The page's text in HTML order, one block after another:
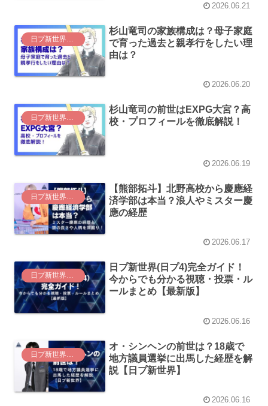
2026.06.21
日プ新世界（日プ4）
杉山竜司の家族構成は？母子家庭
で育った過去と親孝行をしたい理
由は？
2026.06.20
日プ新世界（日プ4）
杉山竜司の前世はEXPG大宮？高
校・プロフィールを徹底解説！
2026.06.19
日プ新世界（日プ4）
【熊部拓斗】北野高校から慶應経
済学部は本当？浪人やミスター慶
應の経歴
2026.06.17
日プ新世界（日プ4）
日プ新世界(日プ4)完全ガイド！
今からでも分かる視聴・投票・ル
ールまとめ【最新版】
2026.06.16
日プ新世界（日プ4）
オ・シンヘンの前世は？18歳で
地方議員選挙に出馬した経歴を解
説【日プ新世界】
2026.06.16